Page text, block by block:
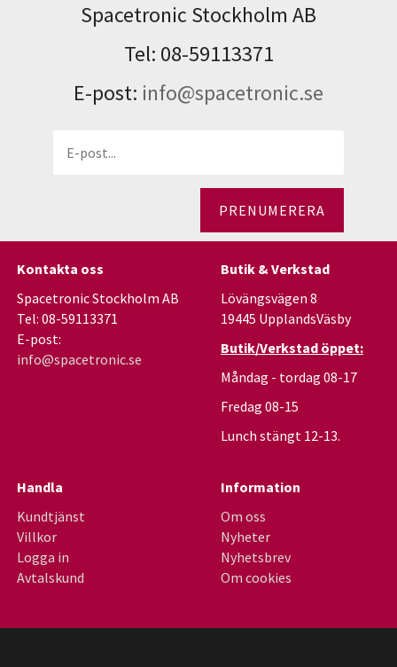
Spacetronic Stockholm AB
Tel: 08-59113371
E-post: info@spacetronic.se
PRENUMERERA
Kontakta oss
Spacetronic Stockholm AB
Tel: 08-59113371
E-post:
info@spacetronic.se
Butik & Verkstad
Lövängsvägen 8
19445 UpplandsVäsby
Butik/Verkstad öppet:
Måndag - tordag 08-17
Fredag 08-15
Lunch stängt 12-13.
Handla
Kundtjänst
Villkor
Logga in
Avtalskund
Information
Om oss
Nyheter
Nyhetsbrev
Om cookies